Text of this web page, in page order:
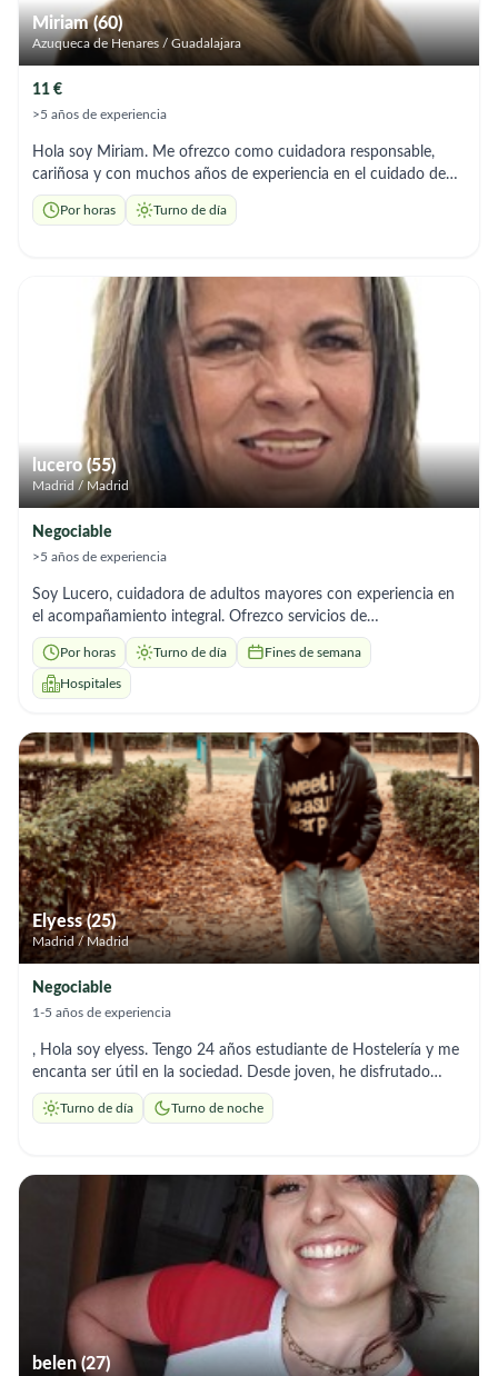
Miriam (60)
Azuqueca de Henares / Guadalajara
11 €
>5 años de experiencia
Hola soy Miriam. Me ofrezco como cuidadora responsable,
cariñosa y con muchos años de experiencia en el cuidado de
personas mayores y niños. ✔️ Especializada en: * Alzheimer,
Parkinson e ictus * Acompañamiento y paseos * Higiene
Atención desde recién nacidos * Rutinas, meriendas y
acompañamiento (más de 5 años con una misma niña) ✔️
Persona empática, organizada y de confianza. 📍 Disponible en
Azuqueca de Henares y alrededores (posibilidad de traslado a
Madrid) 📞 Teléfono: 624 279 597
Por horas Turno de día
lucero (55)
Madrid / Madrid
Negociable
>5 años de experiencia
Soy Lucero, cuidadora de adultos mayores con experiencia en
el acompañamiento integral. Ofrezco servicios de
acompañamiento a citas médicas, control y administración de
medicamentos, supervisión de signos de alarma y apoyo en
actividades diarias. Me caracterizo por ser responsable,
disponible para adaptarme a diferentes horarios y necesidades.
Mi objetivo es brindar tranquilidad y bienestar a quienes cuido.
Quedo atenta a tu mensaje para conversar.
Por horas Turno de día Fines de semana
Hospitales
Elyess (25)
Madrid / Madrid
Negociable
1-5 años de experiencia
, Hola soy elyess. Tengo 24 años estudiante de Hostelería y me
encanta ser útil en la sociedad. Desde joven, he disfrutado
ayudando tanto a personas mayores como a niños. Soy
responsable, paciente y siempre busco aprender y dar lo mejor
(actividades, acompañamiento, juegos, apoyo diario). Trabajo en
equipo y comunicación efectiva. Paciencia y dedicación para
crear un ambiente positivo. Flexibilidad y adaptabilidad según
las necesidades de la familia o persona.
Turno de día Turno de noche
belen (27)